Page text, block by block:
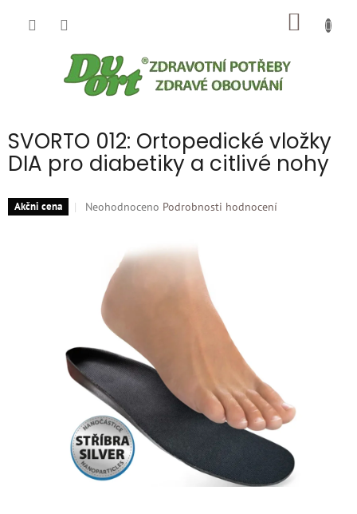
SVORTO 012: Ortopedické vložky
DIA pro diabetiky a citlivé nohy
Akčni cena
Průměrné
hvězdiček.
Neohodnoceno Podrobnosti hodnocení